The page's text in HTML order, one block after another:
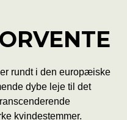
rundt i den europæiske
dybe leje til det
kvindestemmer.